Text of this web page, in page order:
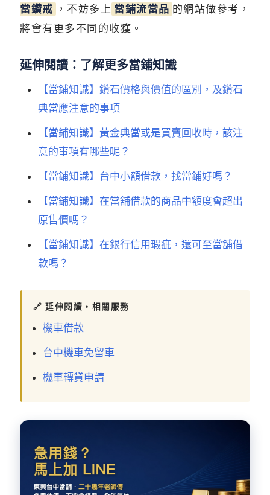
當鑽戒 ，不妨多上 當鋪流當品 的網站做參考，
將會有更多不同的收獲。
延伸閱讀：了解更多當鋪知識
【當鋪知識】鑽石價格與價值的區別，及鑽石
典當應注意的事項
【當鋪知識】黃金典當或是買賣回收時，該注
意的事項有哪些呢？
【當鋪知識】台中小額借款，找當鋪好嗎？
【當鋪知識】在當舖借款的商品中額度會超出
原售價嗎？
【當鋪知識】在銀行信用瑕疵，還可至當舖借
款嗎？
🔗 延伸閱讀・相關服務
機車借款
台中機車免留車
機車轉貸申請